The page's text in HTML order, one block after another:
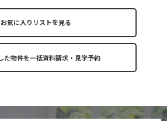
お気に入りリストを見る